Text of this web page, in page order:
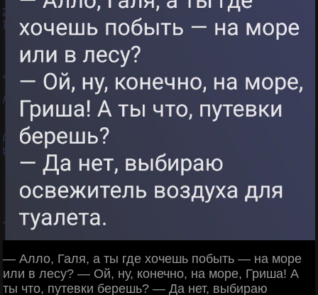
— Алло, Галя, а ты где хочешь побыть — на море
или в лесу? — Ой, ну, конечно, на море, Гриша! А
ты что, путевки берешь? — Да нет, выбираю